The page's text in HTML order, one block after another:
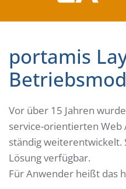
portamis
Vor über 15 Jahren
service-orientierten
ständig weiterentwickelt.
Lösung verfügbar.
Für Anwender heißt das